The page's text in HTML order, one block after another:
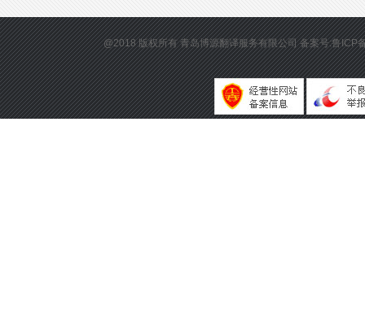
@2018 版权所有青岛博源翻译服务有限公司 备案号:鲁ICP